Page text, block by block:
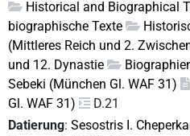
Historical and Biographical
biographische Texte
(Mittleres Reich und 2.
und 12. Dynastie
Sebeki (München Gl. WAF 31)
Gl. WAF 31)
D.21
Datierung: Sesostris I.